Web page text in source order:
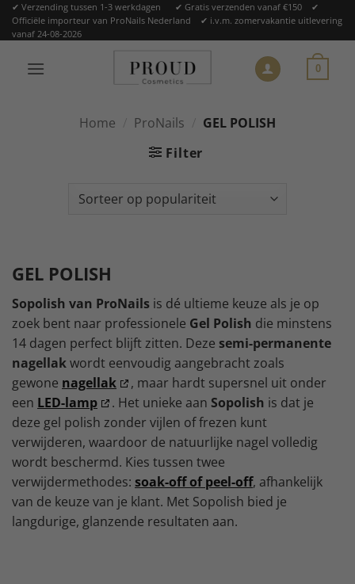
Ga
naar
✔ Verzending tussen 1-3 werkdagen ✔ Gratis verzenden vanaf €150 ✔
Officiële importeur van ProNails Nederland ✔ i.v.m. zomervakantie uitlevering
vanaf 24-08-2026
0
Home / ProNails / GEL POLISH
Filter
GEL POLISH
Sopolish van ProNails is dé ultieme keuze als je op
zoek bent naar professionele Gel Polish die minstens
14 dagen perfect blijft zitten. Deze semi-permanente
nagellakwordt eenvoudig aangebracht zoals
gewone nagellak
, maar hardt supersnel uit onder
een LED-lamp . Het unieke aan Sopolish is dat je
deze gel polish zonder vijlen of frezen kunt
verwijderen, waardoor de natuurlijke nagel volledig
wordt beschermd. Kies tussen twee
verwijdermethodes: soak-off of peel-off, afhankelijk
van de keuze van je klant. Met Sopolish bied je
langdurige, glanzende resultaten aan.